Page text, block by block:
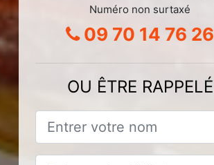
Numéro non surtaxé
09 70 14 76 26
OU ÊTRE RAPPELÉ